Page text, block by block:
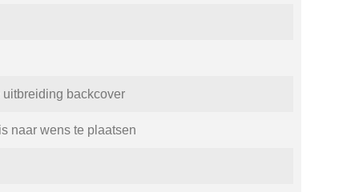
uitbreiding backcover
naar wens te plaatsen